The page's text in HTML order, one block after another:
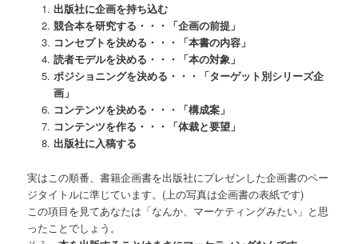
出版社に企画を持ち込む
競合本を研究する・・・「企画の前提」
コンセプトを決める・・・「本書の内容」
読者モデルを決める・・・「本の対象」
ポジショニングを決める・・・「ターゲット別シリーズ企
画」
コンテンツを決める・・・「構成案」
コンテンツを作る・・・「体裁と要望」
出版社に入稿する
実はこの順番、書籍企画書を出版社にプレゼンした企画書のペー
ジタイトルに準じています。(上の写真は企画書の表紙です)
この項目を見てあなたは「なんか、マーケティングみたい」と思
ったことでしょう。